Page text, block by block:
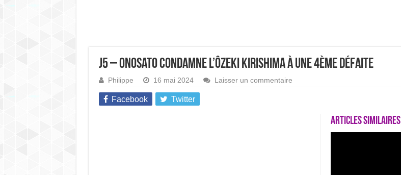
J5 – Onosato condamne l’ôzeki Kirishima à une 4ème défaite
Philippe 16 mai 2024 Laisser un commentaire
Facebook Twitter
Articles similaires